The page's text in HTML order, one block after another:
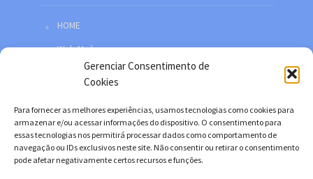
Gerenciar Consentimento de
Cookies
Para fornecer as melhores experiências, usamos tecnologias como cookies para
armazenar e/ou acessar informações do dispositivo. O consentimento para
essas tecnologias nos permitirá processar dados como comportamento de
navegação ou IDs exclusivos neste site. Não consentir ou retirar o consentimento
pode afetar negativamente certos recursos e funções.
HOME
Web Mail
Política de privacidade
Facebook
Twitter
YouTube